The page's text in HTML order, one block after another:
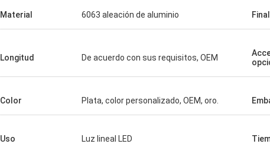
Material 6063 aleación de aluminio
Longitud De acuerdo con sus requisitos, OEM
Color Plata, color personalizado, OEM, oro.
Uso Luz lineal LED